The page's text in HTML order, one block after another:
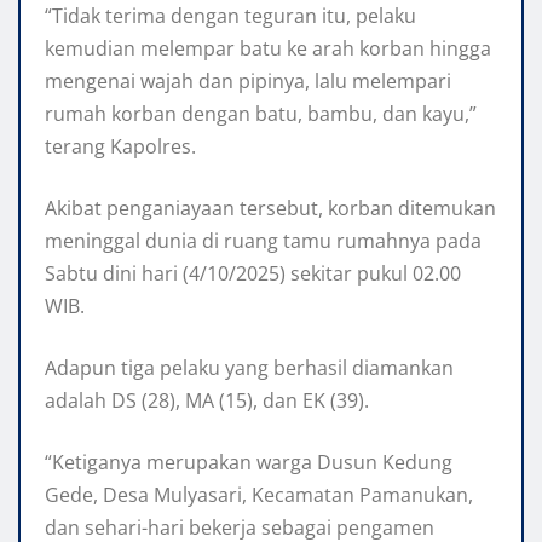
“Tidak terima dengan teguran itu, pelaku
kemudian melempar batu ke arah korban hingga
mengenai wajah dan pipinya, lalu melempari
rumah korban dengan batu, bambu, dan kayu,”
terang Kapolres.
Akibat penganiayaan tersebut, korban ditemukan
meninggal dunia di ruang tamu rumahnya pada
Sabtu dini hari (4/10/2025) sekitar pukul 02.00
WIB.
Adapun tiga pelaku yang berhasil diamankan
adalah DS (28), MA (15), dan EK (39).
“Ketiganya merupakan warga Dusun Kedung
Gede, Desa Mulyasari, Kecamatan Pamanukan,
dan sehari-hari bekerja sebagai pengamen